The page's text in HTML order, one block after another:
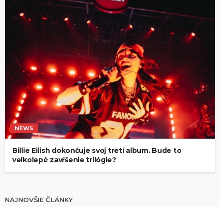
NEWS
Billie Eilish dokončuje svoj tretí album. Bude to
veľkolepé zavŕšenie trilógie?
NAJNOVŠIE ČLÁNKY